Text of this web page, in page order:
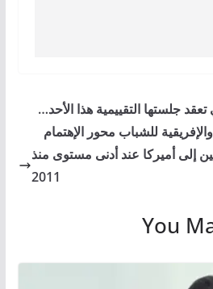
جلستها التقييمية هذا الأحد…
والإفريقية للشباب محور الإهتمام
إلى أميركا عند أدنى مستوى منذ
2011
You